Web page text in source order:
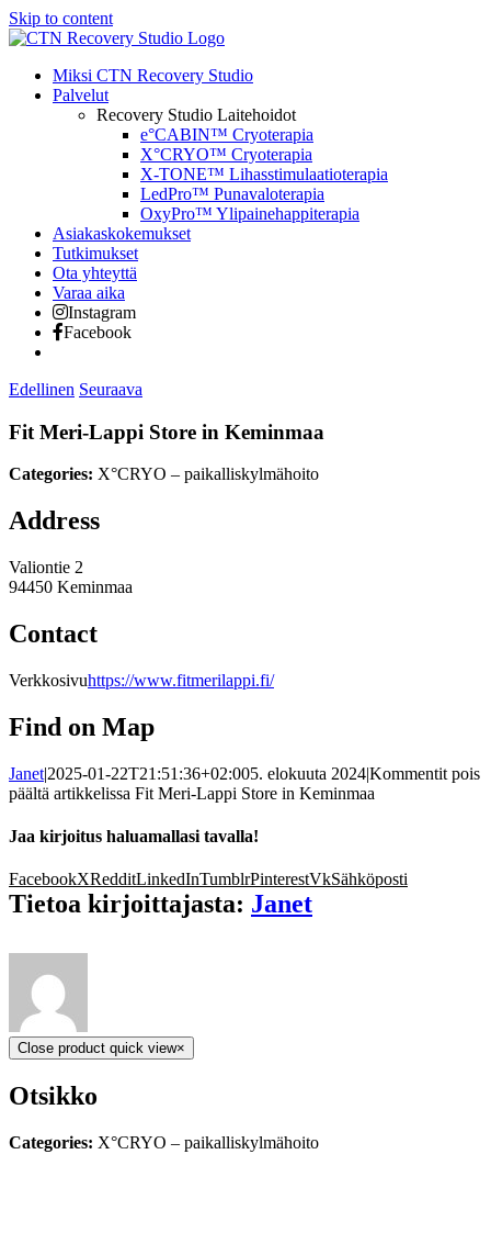
Skip to content
Miksi CTN Recovery Studio
Palvelut
Recovery Studio Laitehoidot
e°CABIN™ Cryoterapia
X°CRYO™ Cryoterapia
X-TONE™ Lihasstimulaatioterapia
LedPro™ Punavaloterapia
OxyPro™ Ylipainehappiterapia
Asiakaskokemukset
Tutkimukset
Ota yhteyttä
Varaa aika
Instagram
Facebook
Edellinen Seuraava
Fit Meri-Lappi Store in Keminmaa
Categories: X°CRYO – paikalliskylmähoito
Address
Valiontie 2
94450 Keminmaa
Contact
Verkkosivuhttps://www.fitmerilappi.fi/
Find on Map
Janet|2025-01-22T21:51:36+02:005. elokuuta 2024|Kommentit pois
päältä artikkelissa Fit Meri-Lappi Store in Keminmaa
Jaa kirjoitus haluamallasi tavalla!
FacebookXRedditLinkedInTumblrPinterestVkSähköposti
Tietoa kirjoittajasta: Janet
Close product quick view×
Otsikko
Categories: X°CRYO – paikalliskylmähoito